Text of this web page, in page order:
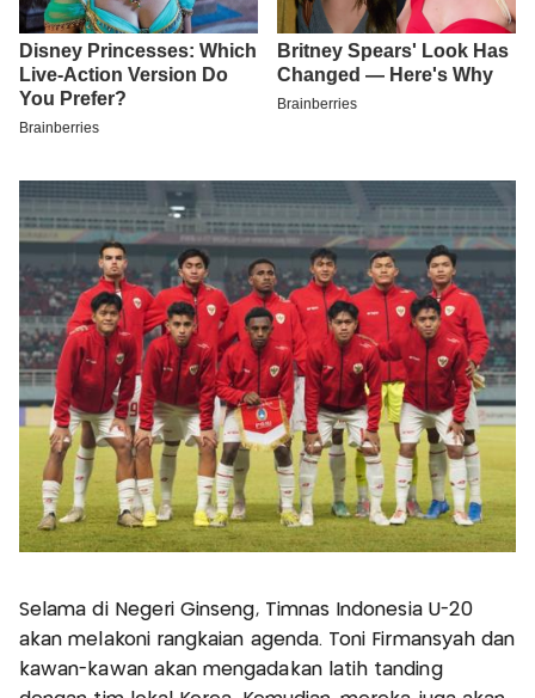
Selama di Negeri Ginseng, Timnas Indonesia U-20
akan melakoni rangkaian agenda. Toni Firmansyah dan
kawan-kawan akan mengadakan latih tanding